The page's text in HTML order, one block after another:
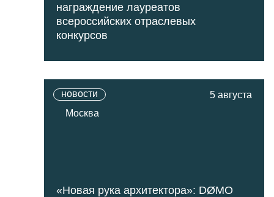
награждение лауреатов
всероссийских отраслевых
конкурсов
новости
Москва
5 августа
«Новая рука архитектора»: DØMO